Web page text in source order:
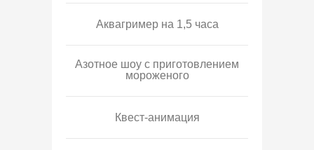
Аквагример на 1,5 часа
Азотное шоу с приготовлением
мороженого
Квест-анимация